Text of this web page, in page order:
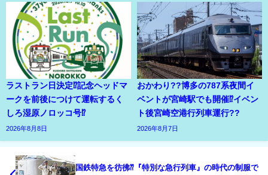
ラストラン日決定⁉記念ヘッドマ
ークを前後につけて運転するく
しろ湿原ノロッコ号⁉
2026年8月8日
おかわり??博多の787系夜間イ
ベントが宮崎駅でも開催⁉イベン
ト後宮崎空港行列車運行??
2026年8月7日
国鉄特急を彷彿⁇『特別な急行列車』の時代の制服で